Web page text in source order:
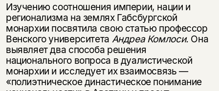
Изучению соотношения империи, нации и
регионализма на землях Габсбургской
монархии посвятила свою статью профессор
Венского университета Андреа Комлоси. Она
выявляет два способа решения
национального вопроса в дуалис­тической
монархии и исследует их взаимосвязь —
«полиэтническое династичес­кое по­нимание